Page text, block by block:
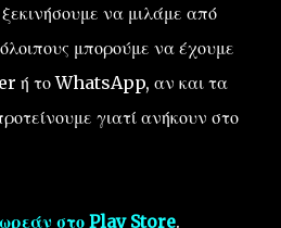
να μιλάμε από
μπορούμε να έχουμε
ή το WhatsApp, αν και τα
γιατί ανήκουν στο
στο Play Store.